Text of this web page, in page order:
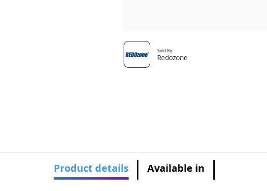
Sold By
Redozone
Product details Available in